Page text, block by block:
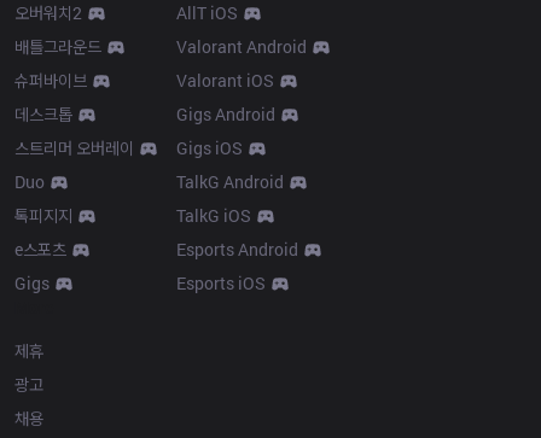
오버워치2
배틀그라운드
슈퍼바이브
데스크톱
스트리머 오버레이
Duo
톡피지지
e스포츠
Gigs
AllT iOS
Valorant Android
Valorant iOS
Gigs Android
Gigs iOS
TalkG Android
TalkG iOS
Esports Android
Esports iOS
제휴
광고
채용